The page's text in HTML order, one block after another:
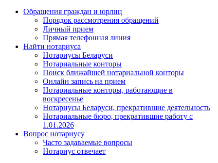
Обращения граждан и юрлиц
Порядок рассмотрения обращений
Личный прием
Прямая телефонная линия
Найти нотариуса
Нотариусы Беларуси
Нотариальные конторы
Поиск ближайшей нотариальной конторы
Онлайн запись на прием
Нотариальные конторы, работающие в
воскресенье
Нотариусы Беларуси, прекратившие деятельность
Нотариальные бюро, прекратившие работу с
1.01.2026
Вопрос нотариусу
Часто задаваемые вопросы
Нотариус отвечает